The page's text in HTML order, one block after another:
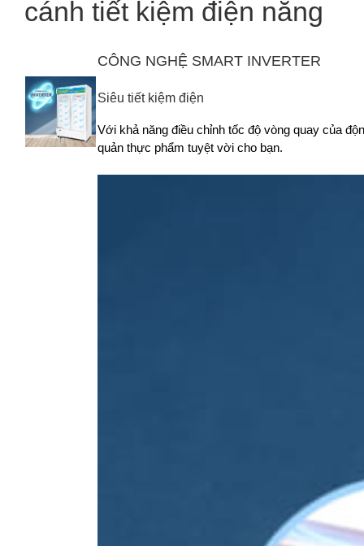
cánh tiết kiệm điện năng
CÔNG NGHỆ SMART INVERTER
Siêu tiết kiệm điện
Với khả năng điều chỉnh tốc độ vòng quay của
quản thực phẩm tuyệt vời cho bạn.